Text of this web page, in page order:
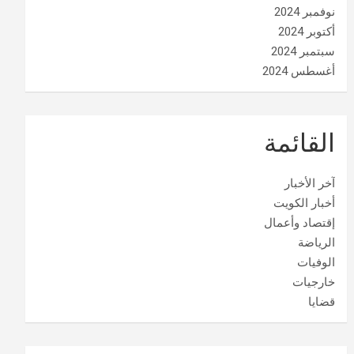
نوفمبر 2024
أكتوبر 2024
سبتمبر 2024
أغسطس 2024
القائمة
آخر الأخبار
أخبار الكويت
إقتصاد وأعمال
الرياضة
الوفيات
خارجيات
قضايا